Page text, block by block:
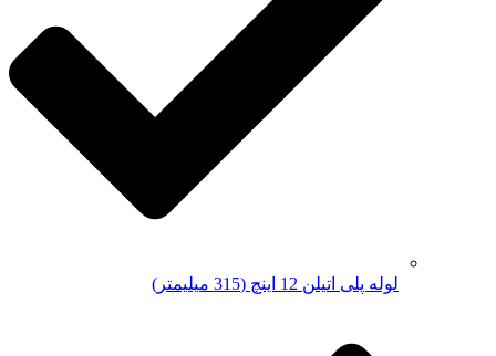
لوله پلی اتیلن 12 اینچ (315 میلیمتر)